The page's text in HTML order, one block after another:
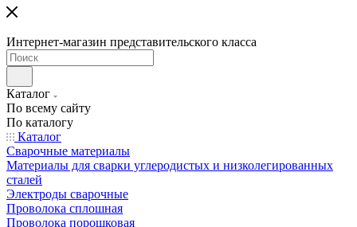
Интернет-магазин представительского класса
Каталог
По всему сайту
По каталогу
Каталог
Сварочные материалы
Материалы для сварки углеродистых и низколегированных
сталей
Электроды сварочные
Проволока сплошная
Проволока порошковая